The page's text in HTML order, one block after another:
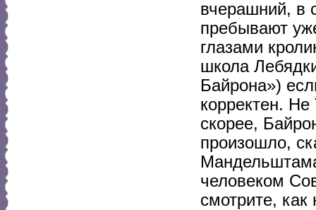
вчерашний, в
пребывают
глазами
школа
Байрона»)
корректен.
скорее,
произошло,
человеком
смотрите,